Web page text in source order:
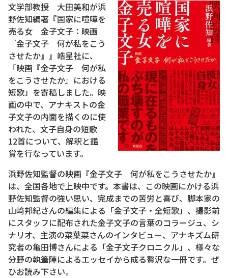
文学部教授 大田美和が浜
野佐知編著『国家に喧嘩を
売る女 金子文子：映画
『金子文子 何が私をこう
させたか』』皓星社に、
「映画『金子文子 何が私
をこうさせたか』における
短歌」を寄稿しました。映
画の中で、アナキストの金
子文子の内面を描くのに使
われた、文子自身の短歌
12首について、解釈と鑑
賞を行なっています。
浜野佐知監督の映画『金子文子 何が私をこうさせたか』
は、全国各地で上映中です。本書は、この映画にかける浜
野佐知監督の強い思い、完成までの苦労と喜び、脚本家の
山﨑邦紀さんの編集による「金子文子・全短歌」、撮影前
にスタッフに配布された金子文子の言葉のコラージュ、シ
ナリオ、主演の菜葉菜さんのインタビュー、アナキズム研
究者の亀田博さんによる「金子文子クロニクル」、様々な
分野の執筆陣によるエッセイから成る贅沢な一冊です。ぜ
ひお読み下さい。